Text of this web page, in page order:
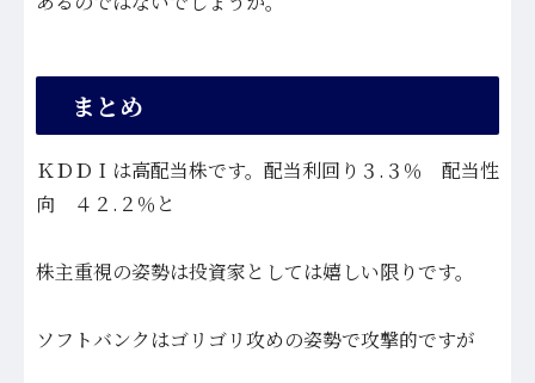
まとめ
ＫＤＤＩは高配当株です。配当利回り３.３％ 配当性
向 ４２.２％と
株主重視の姿勢は投資家としては嬉しい限りです。
ソフトバンクはゴリゴリ攻めの姿勢で攻撃的ですが